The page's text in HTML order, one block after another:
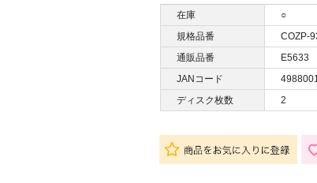
在庫
○
規格品番
COZP-
通販品番
E5633
JANコード
ディスク枚数
2